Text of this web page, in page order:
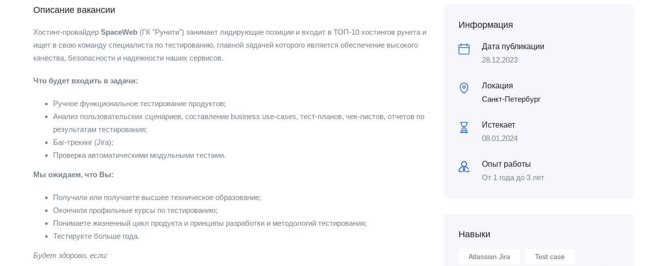
Описание вакансии
Хостинг-провайдер SpaceWeb (ГК "Рунити") занимает лидирующие позиции и входит в ТОП-10 хостингов рунета и
ищет в свою команду специалиста по тестированию, главной задачей которого является обеспечение высокого
качества, безопасности и надежности наших сервисов.
Что будет входить в задачи:
Ручное функциональное тестирование продуктов;
Анализ пользовательских сценариев, составление business use-cases, тест-планов, чек-листов, отчетов по
результатам тестирования;
Баг-трекинг (Jira);
Проверка автоматическими модульными тестами.
Мы ожидаем, что Вы:
Получили или получаете высшее техническое образование;
Окончили профильные курсы по тестированию;
Понимаете жизненный цикл продукта и принципы разработки и методологий тестирования;
Тестируете больше года.
Будет здорово, если:
Информация
Дата публикации
28.12.2023
Локация
Санкт-Петербург
Истекает
08.01.2024
Опыт работы
От 1 года до 3 лет
Навыки
Atlassian Jira Test case